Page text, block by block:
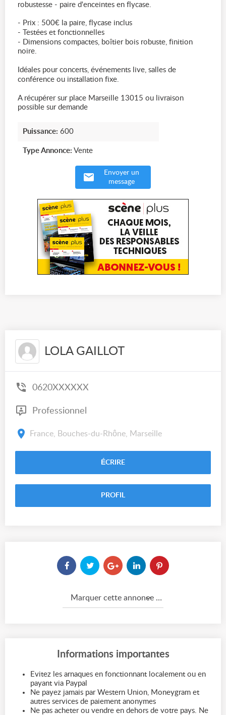
robustesse - paire d'enceintes en flycase.
- Prix : 500€ la paire, flycase inclus
- Testées et fonctionnelles
- Dimensions compactes, boîtier bois robuste, finition
noire.
Idéales pour concerts, événements live, salles de
conférence ou installation fixe.
A récupérer sur place Marseille 13015 ou livraison
possible sur demande
Puissance: 600
Type Annonce: Vente
Envoyer un
message
LOLA GAILLOT
0620XXXXXX
Professionnel
France, Bouches-du-Rhône, Marseille
ÉCRIRE
PROFIL
Marquer cette annonce comme...
Informations importantes
Evitez les arnaques en fonctionnant localement ou en
payant via Paypal
Ne payez jamais par Western Union, Moneygram et
autres services de paiement anonymes
Ne pas acheter ou vendre en dehors de votre pays. Ne